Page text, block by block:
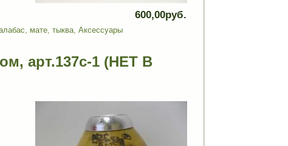
600,00руб.
, мате, тыква, Аксессуары
арт.137c-1 (НЕТ В